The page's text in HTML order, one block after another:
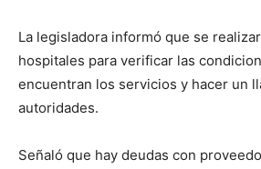
La legisladora informó que se
hospitales para verificar las
encuentran los servicios y hacer un
autoridades.
Señaló que hay deudas con